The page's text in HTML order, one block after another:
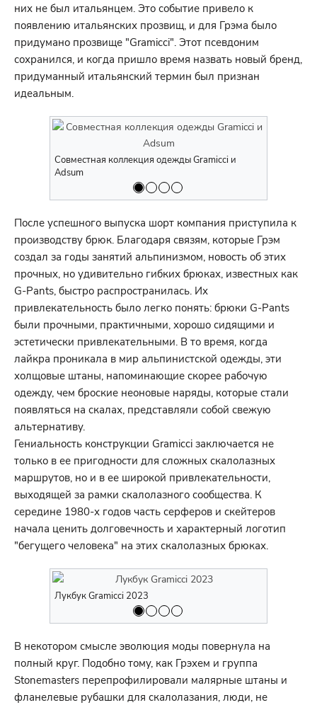
них не был итальянцем. Это событие привело к
появлению итальянских прозвищ, и для Грэма было
придумано прозвище "Gramicci". Этот псевдоним
сохранился, и когда пришло время назвать новый бренд,
придуманный итальянский термин был признан
идеальным.
Совместная коллекция одежды Gramicci и
Adsum
После успешного выпуска шорт компания приступила к
производству брюк. Благодаря связям, которые Грэм
создал за годы занятий альпинизмом, новость об этих
прочных, но удивительно гибких брюках, известных как
G-Pants, быстро распространилась. Их
привлекательность было легко понять: брюки G-Pants
были прочными, практичными, хорошо сидящими и
эстетически привлекательными. В то время, когда
лайкра проникала в мир альпинистской одежды, эти
холщовые штаны, напоминающие скорее рабочую
одежду, чем броские неоновые наряды, которые стали
появляться на скалах, представляли собой свежую
альтернативу.
Гениальность конструкции Gramicci заключается не
только в ее пригодности для сложных скалолазных
маршрутов, но и в ее широкой привлекательности,
выходящей за рамки скалолазного сообщества. К
середине 1980-х годов часть серферов и скейтеров
начала ценить долговечность и характерный логотип
"бегущего человека" на этих скалолазных брюках.
Лукбук Gramicci 2023
В некотором смысле эволюция моды повернула на
полный круг. Подобно тому, как Грэхем и группа
Stonemasters перепрофилировали малярные штаны и
фланелевые рубашки для скалолазания, люди, не